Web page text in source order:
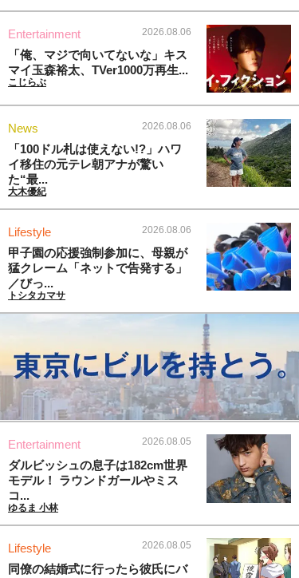
Entertainment 2026.08.06
「俺、マジで向いてないな」キス
マイ玉森裕太、TVer1000万再生...
こじらぶ
News 2026.08.06
「100ドル札は使えない!?」ハワ
イ移住の元テレ朝アナが驚い
た“最...
大木優紀
Lifestyle 2026.08.06
甲子園の応援強制参加に、母親が
猛クレーム「ネットで告発する」
／びっ...
トシタカマサ
Entertainment 2026.08.05
ダルビッシュの息子は182cm世界
モデル！ ラウンドガールやミス
コ...
ゆるま 小林
Lifestyle 2026.08.05
同僚の結婚式に行ったら彼氏にバ